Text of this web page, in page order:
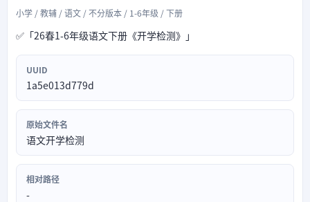
小学 / 教辅 / 语文 / 不分版本 / 1-6年级 / 下册
✅「26春1-6年级语文下册《开学检测》」
UUID
1a5e013d779d
原始文件名
语文开学检测
相对路径
-